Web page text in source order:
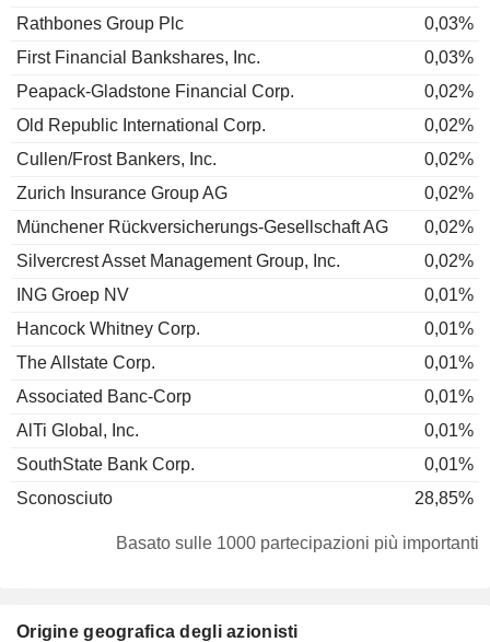
Rathbones Group Plc
0,03%
First Financial Bankshares, Inc.
0,03%
Peapack-Gladstone Financial Corp.
0,02%
Old Republic International Corp.
0,02%
Cullen/Frost Bankers, Inc.
0,02%
Zurich Insurance Group AG
0,02%
Münchener Rückversicherungs-Gesellschaft AG
0,02%
Silvercrest Asset Management Group, Inc.
0,02%
ING Groep NV
0,01%
Hancock Whitney Corp.
0,01%
The Allstate Corp.
0,01%
Associated Banc-Corp
0,01%
AlTi Global, Inc.
0,01%
SouthState Bank Corp.
0,01%
Sconosciuto
28,85%
Basato sulle 1000 partecipazioni più importanti
Origine geografica degli azionisti